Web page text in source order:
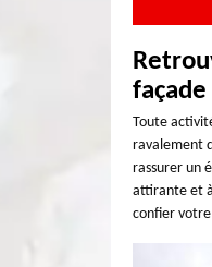
Toute
ravalement
rassurer un
attirante et
confier